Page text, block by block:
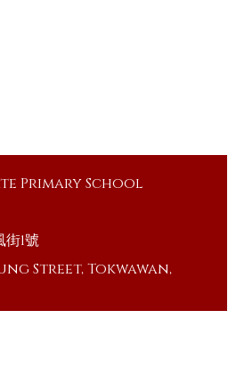
Primary School
街1號
Street, Tokwawan,